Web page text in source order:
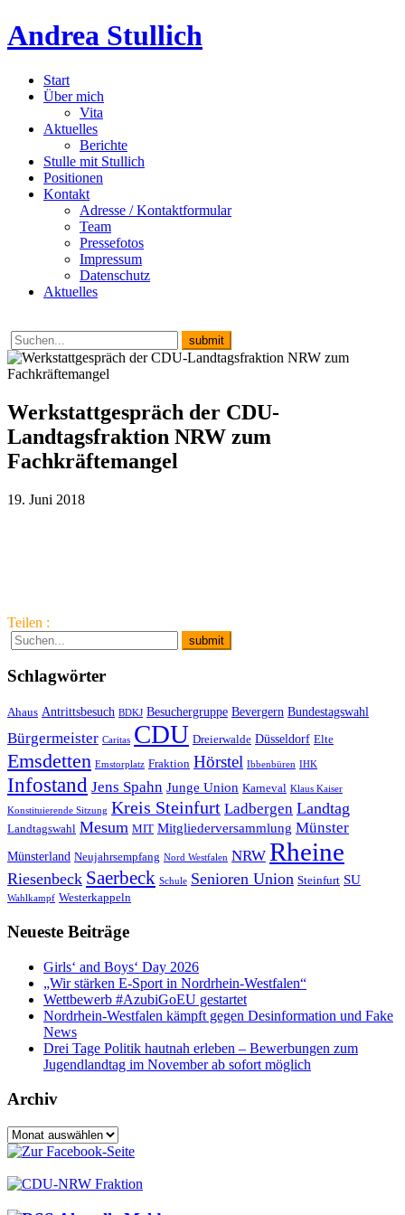
Andrea Stullich
Start
Über mich
Vita
Aktuelles
Berichte
Stulle mit Stullich
Positionen
Kontakt
Adresse / Kontaktformular
Team
Pressefotos
Impressum
Datenschutz
Aktuelles
Werkstattgespräch der CDU-
Landtagsfraktion NRW zum
Fachkräftemangel
19. Juni 2018
Teilen :
Schlagwörter
Ahaus Antrittsbesuch BDKJ Besuchergruppe Bevergern Bundestagswahl
Bürgermeister Caritas CDU Dreierwalde Düsseldorf Elte
Emsdetten Emstorplatz Fraktion Hörstel Ibbenbüren IHK
Infostand Jens Spahn Junge Union Karneval Klaus Kaiser
Konstituierende Sitzung Kreis Steinfurt Ladbergen Landtag
Landtagswahl Mesum MIT Mitgliederversammlung Münster
Münsterland Neujahrsempfang Nord Westfalen NRW Rheine
Riesenbeck Saerbeck Schule Senioren Union Steinfurt SU
Wahlkampf Westerkappeln
Neueste Beiträge
Girls‘ and Boys‘ Day 2026
„Wir stärken E-Sport in Nordrhein-Westfalen“
Wettbewerb #AzubiGoEU gestartet
Nordrhein-Westfalen kämpft gegen Desinformation und Fake
News
Drei Tage Politik hautnah erleben – Bewerbungen zum
Jugendlandtag im November ab sofort möglich
Archiv
Archiv